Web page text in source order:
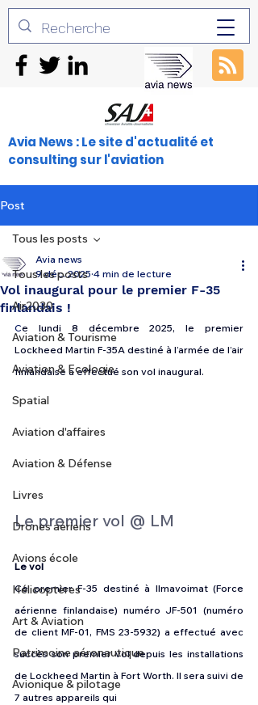
Avia News : Le site d'actualité et
consulting sur l'aviation
Post
Tous les posts
Air2030
Aviation & Tourisme
Aviation & Ecologie
Spatial
Aviation d'affaires
Aviation & Défense
Livres
Drones aériens
Avions école
Hélicoptères
Art & Aviation
Patrimoine aéronautique
Avionique & pilotage
Tous les posts
Vol inaugural pour le premier F-35
finlandais !
Avia news
9 déc. 2025 4 min de lecture
Ce lundi 8 décembre 2025, le premier
Lockheed Martin F-35A destiné à l’armée de l’air
finlandaise a effectué son vol inaugural.
Le premier vol @ LM
Le vol
Ce premier F-35 destiné à Ilmavoimat (Force
aérienne finlandaise) numéro JF-501 (numéro
de client MF-01, FMS 23-5932) a effectué avec
succès son premier vol depuis les installations
de Lockheed Martin à Fort Worth. Il sera suivi de
7 autres appareils qui